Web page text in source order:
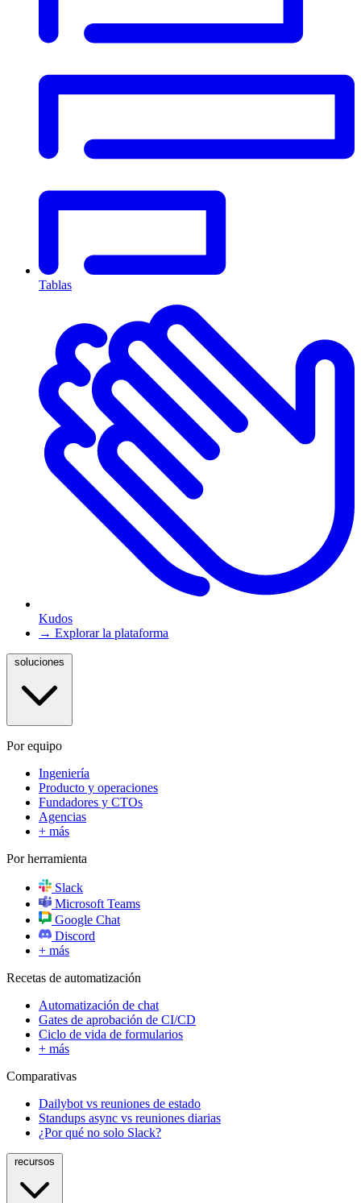
Tablas
Kudos
→ Explorar la plataforma
Por equipo
Ingeniería
Producto y operaciones
Fundadores y CTOs
Agencias
+ más
Por herramienta
Slack
Microsoft Teams
Google Chat
Discord
+ más
Recetas de automatización
Automatización de chat
Gates de aprobación de CI/CD
Ciclo de vida de formularios
+ más
Comparativas
Dailybot vs reuniones de estado
Standups async vs reuniones diarias
¿Por qué no solo Slack?